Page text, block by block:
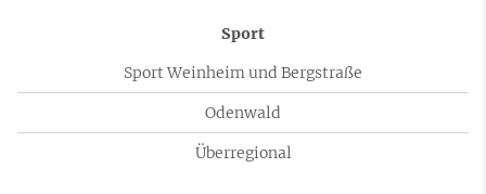
Sport
Sport Weinheim und Bergstraße
Odenwald
Überregional